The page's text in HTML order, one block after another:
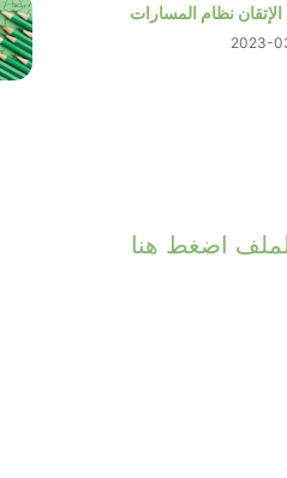
نظام المسارات
2023-
اضغط هنا